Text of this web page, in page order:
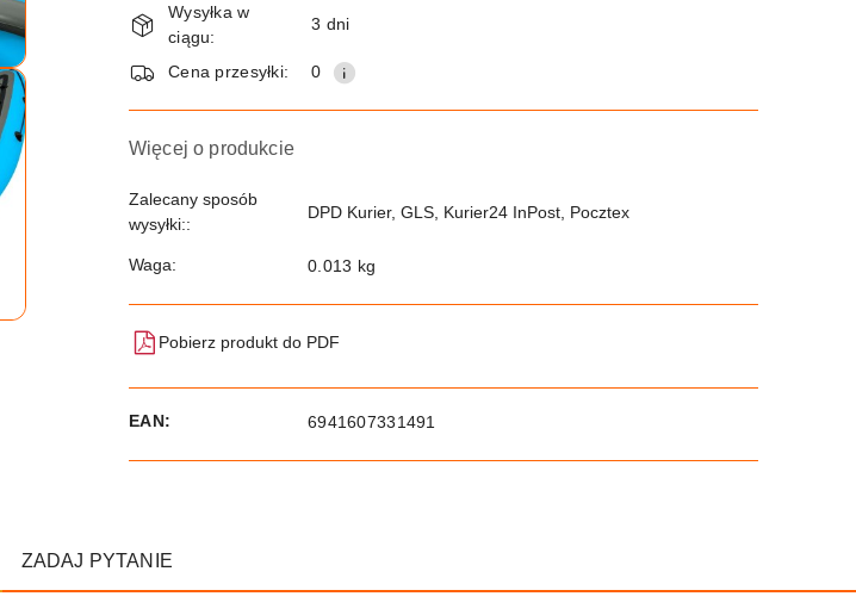
i
dostawa
Wysyłka w
ciągu:
3 dni
Cena przesyłki: 0
Więcej o produkcie
Zalecany sposób
wysyłki::
DPD Kurier, GLS, Kurier24 InPost, Pocztex
Waga: 0.013 kg
Pobierz produkt do PDF
EAN: 6941607331491
ZADAJ PYTANIE